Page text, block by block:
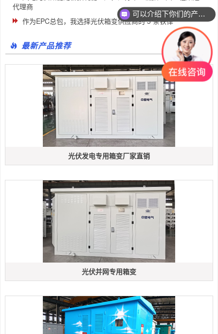
代理商
作为EPC总包，我选择光伏箱变供应商的 5 条铁律
最新产品推荐
光伏发电专用箱变厂家直销
光伏并网专用箱变
可以介绍下你们的产品么